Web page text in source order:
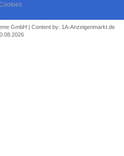
GmbH | Content by: 1A-Anzeigenmarkt.de